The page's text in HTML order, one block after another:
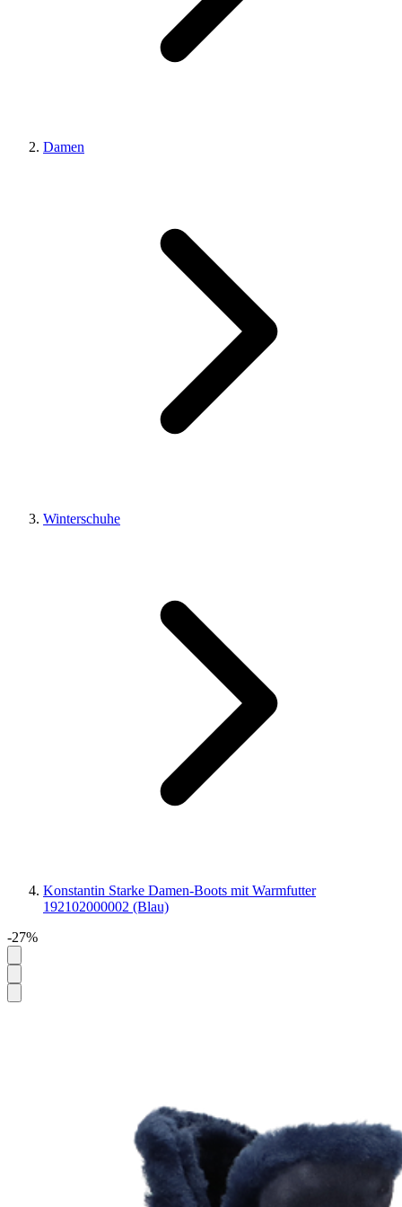
Damen
Winterschuhe
Konstantin Starke Damen-Boots mit Warmfutter
192102000002 (Blau)
-27%